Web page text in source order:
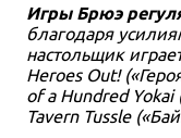
Игры Брюэ
благодаря
настольщик
Heroes Out!
of a Hundred
Tavern Tussle